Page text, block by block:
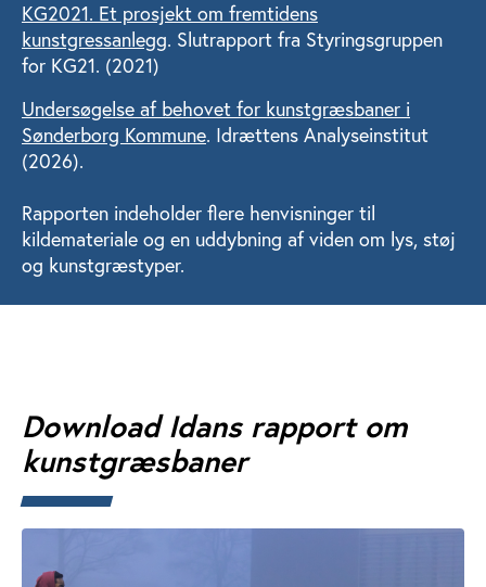
KG2021. Et prosjekt om fremtidens
kunstgressanlegg. Slutrapport fra Styringsgruppen
for KG21. (2021)
Undersøgelse af behovet for kunstgræsbaner i
Sønderborg Kommune. Idrættens Analyseinstitut
(2026).
Rapporten indeholder flere henvisninger til
kildemateriale og en uddybning af viden om lys, støj
og kunstgræstyper.
Download Idans rapport om
kunstgræsbaner